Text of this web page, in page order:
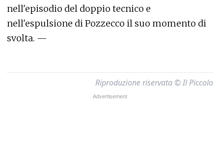
nell'episodio del doppio tecnico e
nell'espulsione di Pozzecco il suo momento di
svolta. —
Riproduzione riservata © Il Piccolo